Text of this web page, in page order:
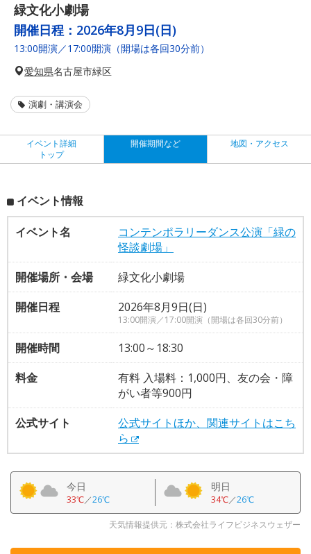
緑文化小劇場
開催日程： 2026年8月9日(日)
13:00開演／17:00開演（開場は各回30分前）
愛知県名古屋市緑区
演劇・講演会
イベント詳細
トップ
開催期間など 地図・アクセス
イベント情報
イベント名
コンテンポラリーダンス公演「緑の
怪談劇場」
開催場所・会場
緑文化小劇場
開催日程
2026年8月9日(日)
13:00開演／17:00開演（開場は各回30分前）
開催時間
13:00～18:30
料金
有料 入場料：1,000円、友の会・障
がい者等900円
公式サイト
公式サイトほか、関連サイトはこち
ら
今日
33℃／26℃
明日
34℃／26℃
天気情報提供元：株式会社ライフビジネスウェザー